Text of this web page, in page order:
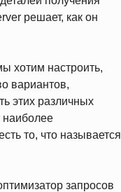
решает, как он
хотим настроить,
вариантов,
этих различных
наиболее
то, что называется
запросов